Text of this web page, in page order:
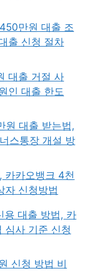
만원 대출 조
출 신청 절차
대출 거절 사
인 대출 한도
원 대출 받는법,
스통장 개설 방
카카오뱅크 4천
자 신청방법
용 대출 방법, 카
심사 기준 신청
신청 방법 비